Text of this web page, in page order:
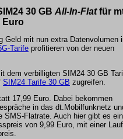
30 GB All-In-Flatfür
Euro
Geld mit nun extra Datenvolumen
Tarife profitieren von der neuen
dem verbilligten SIM24 30 GB
SIM24 Tarife 30 GB zugreifen.
17,99 Euro. Dabei bekommen
in das dt.Mobilfunknetz
Flatrate. Auch hier gibt es
von 9,99 Euro, mit einer